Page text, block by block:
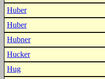
Huber
Huber
Hubner
Hucker
Hug